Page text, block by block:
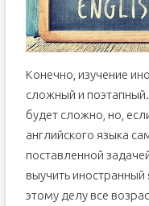
Конечно, изучение
сложный и
будет сложно, но,
английского языка
поставленной
выучить иностранный
этому делу все